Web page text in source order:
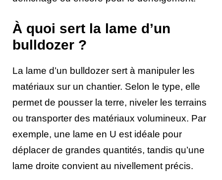
À quoi sert la lame d’un
bulldozer ?
La lame d’un bulldozer sert à manipuler les
matériaux sur un chantier. Selon le type, elle
permet de pousser la terre, niveler les terrains
ou transporter des matériaux volumineux. Par
exemple, une lame en U est idéale pour
déplacer de grandes quantités, tandis qu’une
lame droite convient au nivellement précis.